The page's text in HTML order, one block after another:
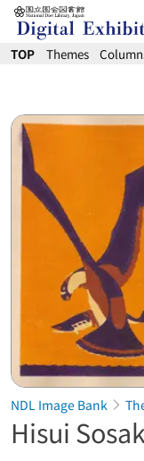
Jump to main
TOP Themes
NDL Image Bank
Hisui